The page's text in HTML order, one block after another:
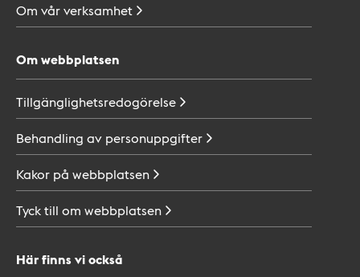
Om vårverksamhet
Om webbplatsen
Tillgänglighetsredogörelse
Behandling av personuppgifter
Kakor på webbplatsen
Tyck till om webbplatsen
Här finns vi också